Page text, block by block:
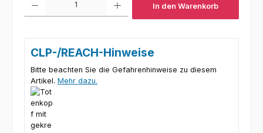
In den Warenkorb
CLP-/REACH-Hinweise
Bitte beachten Sie die Gefahrenhinweise zu diesem
Artikel. Mehr dazu.